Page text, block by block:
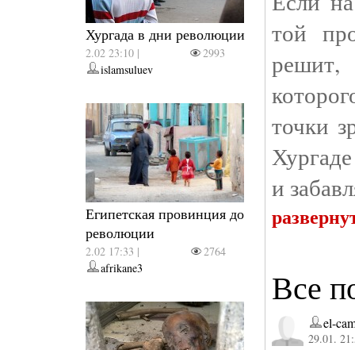
Хургада в дни революции
2.02 23:10 |
2993
islamsuluev
Египетская провинция до
революции
2.02 17:33 |
2764
afrikane3
той
решит,
точки
и
Все
el-
29.01.